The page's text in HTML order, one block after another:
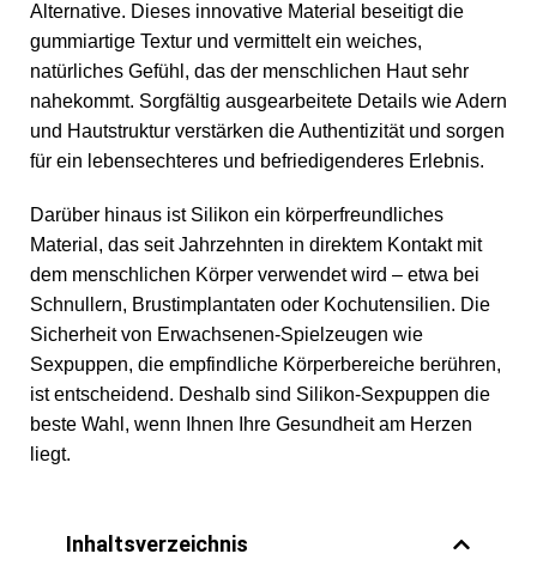
Alternative. Dieses innovative Material beseitigt die
gummiartige Textur und vermittelt ein weiches,
natürliches Gefühl, das der menschlichen Haut sehr
nahekommt. Sorgfältig ausgearbeitete Details wie Adern
und Hautstruktur verstärken die Authentizität und sorgen
für ein lebensechteres und befriedigenderes Erlebnis.
Darüber hinaus ist Silikon ein körperfreundliches
Material, das seit Jahrzehnten in direktem Kontakt mit
dem menschlichen Körper verwendet wird – etwa bei
Schnullern, Brustimplantaten oder Kochutensilien. Die
Sicherheit von Erwachsenen-Spielzeugen wie
Sexpuppen, die empfindliche Körperbereiche berühren,
ist entscheidend. Deshalb sind Silikon-Sexpuppen die
beste Wahl, wenn Ihnen Ihre Gesundheit am Herzen
liegt.
Inhaltsverzeichnis